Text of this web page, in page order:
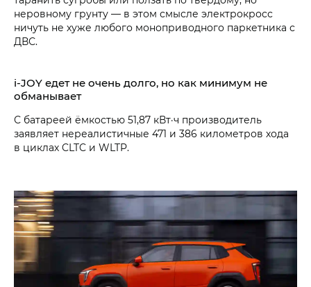
неровному грунту — в этом смысле электрокросс
ничуть не хуже любого моноприводного паркетника с
ДВС.
i‑JOY едет не очень долго, но как минимум не
обманывает
С батареей ёмкостью 51,87 кВт·ч производитель
заявляет нереалистичные 471 и 386 километров хода
в циклах CLTC и WLTP.